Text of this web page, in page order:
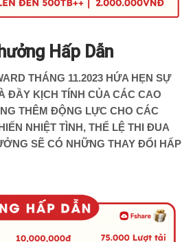
Hấp Dẫn
THÁNG 11.2023 HỨA HẸN SỰ
ĐẦY KỊCH TÍNH CỦA CÁC CAO
THÊM ĐỘNG LỰC CHO CÁC
NHIỆT TÌNH, THỂ LỆ THI ĐUA
SẼ CÓ NHỮNG THAY ĐỔI HẤP